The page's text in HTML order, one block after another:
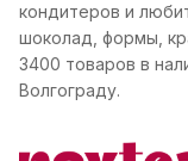
кондитеров и
шоколад, формы,
3400 товаров в
Волгограду.